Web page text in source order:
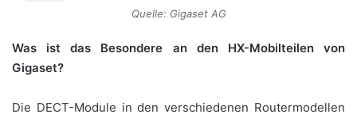
Quelle: Gigaset AG
Was ist das Besondere an den HX-Mobilteilen von
Gigaset?
Die DECT-Module in den verschiedenen Routermodellen